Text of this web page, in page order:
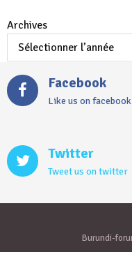
Archives
Facebook
Like us on facebook
Twitter
Tweet us on twitter
Burundi-